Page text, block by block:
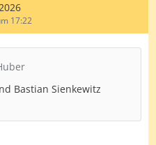
17:22
Bastian Sienkewitz